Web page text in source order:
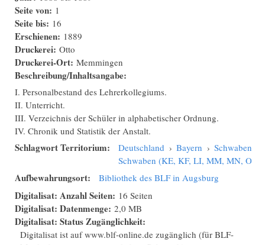
Seite von: 1
Seite bis: 16
Erschienen: 1889
Druckerei: Otto
Druckerei-Ort: Memmingen
Beschreibung/Inhaltsangabe:
I. Personalbestand des Lehrerkollegiums.
II. Unterricht.
III. Verzeichnis der Schüler in alphabetischer Ordnung.
IV. Chronik und Statistik der Anstalt.
Schlagwort Territorium: Deutschland › Bayern › Schwaben
Schwaben (KE, KF, LI, MM, MN, OA,
Aufbewahrungsort: Bibliothek des BLF in Augsburg
Digitalisat: Anzahl Seiten: 16 Seiten
Digitalisat: Datenmenge: 2,0 MB
Digitalisat: Status Zugänglichkeit:
Digitalisat ist auf www.blf-online.de zugänglich (für BLF-